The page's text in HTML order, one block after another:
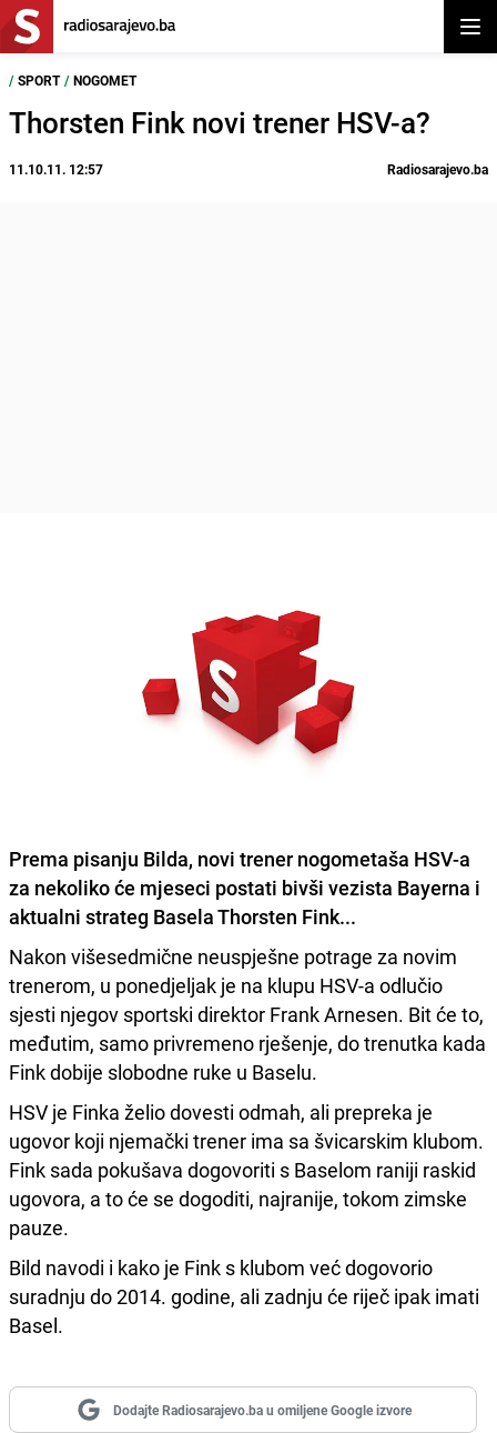
/ SPORT / NOGOMET
Thorsten Fink novi trener HSV-a?
11.10.11. 12:57 Radiosarajevo.ba
Prema pisanju Bilda, novi trener nogometaša HSV-a
za nekoliko će mjeseci postati bivši vezista Bayerna i
aktualni strateg Basela Thorsten Fink...
Nakon višesedmične neuspješne potrage za novim
trenerom, u ponedjeljak je na klupu HSV-a odlučio
sjesti njegov sportski direktor Frank Arnesen. Bit će to,
međutim, samo privremeno rješenje, do trenutka kada
Fink dobije slobodne ruke u Baselu.
HSV je Finka želio dovesti odmah, ali prepreka je
ugovor koji njemački trener ima sa švicarskim klubom.
Fink sada pokušava dogovoriti s Baselom raniji raskid
ugovora, a to će se dogoditi, najranije, tokom zimske
pauze.
Bild navodi i kako je Fink s klubom već dogovorio
suradnju do 2014. godine, ali zadnju će riječ ipak imati
Basel.
Dodajte Radiosarajevo.ba u omiljene Google izvore